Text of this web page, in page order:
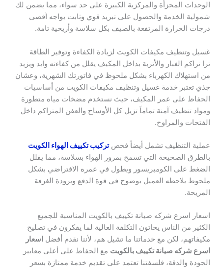
الوحدات المجزأة والمركزية الكبيرة على حد سواء، مما يضمن لك
شمولية الخدمة والحصول على تبريد قوي وثابت يواجه أقصى
درجات الحرارة المرتفعة بالصيف بكل سلاسة وأريحية تامة.
غسيل وتنظيف مكيفات الكويت لزيادة الكفاءة وتوفير الطاقة
ترا تراكم الغبار والأتربة بداخل المكيف يقلل من كفاءته وايد ويزيد
من استهلاك الكهرباء بشكل ملحوظ في فاتورتك الشهرية، وعشان
جذي تعتبر خدمة غسيل وتنظيف مكيفات الكويت من أساسيات
الحفاظ على عمر المكيف، حيث نستخدم مضخات مياه متطورة
ومواد تنظيف آمنة تماماً تزيل كل الأوساخ والعفن المتراكم داخل
الفتحات والمراوح.
عملية التنظيف تشمل أيضاً فحصتركيب تكييف الهواء الكويت
بالطرق الصحيحة التي تسمح بمرور الهواء بسلاسة، مما يقلل
الضغط على الكومبريسور ويطول في عمره الافتراضي بشكل
ملحوظ يلاحظه العميل بوضوح في قوة الدفع وبرودة الغرفة
المريحة.
اسعار اسرع شركه صيانة تكييف بالكويت المناسبة للجميع
الكثير من الناس يحاتون التكلفة العالية لما يفكرون في تصليح
مكيفاتهم، لكن مع خدماتنا ما تشيل هم، لأننا نقدم أفضل اسعار
اسرع شركه صيانة تكييف بالكويت مع الحفاظ على أعلى معايير
الجودة والدقة، فلسفتنا تعتمد على تقديم خدمة ممتازة بسعر